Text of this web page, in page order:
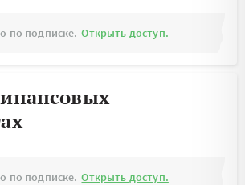
по подписке. Открыть доступ.
по подписке. Открыть доступ.